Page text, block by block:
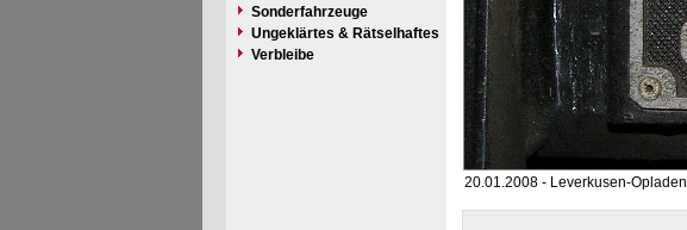
Sonderfahrzeuge
Ungeklärtes & Rätselhaftes
Verbleibe
20.01.2008 - Leverkusen-Opladen